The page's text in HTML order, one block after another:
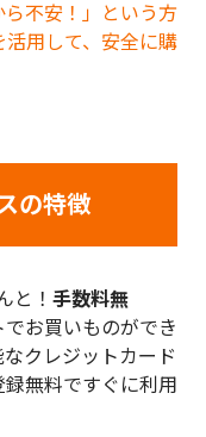
ら不安！」という方
活用して、安全に購
の特徴
と！ 手数料無
お買いものができ
クレジットカード
無料ですぐに利用